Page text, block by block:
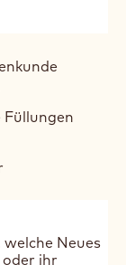
Füllungen
Neues
ihr